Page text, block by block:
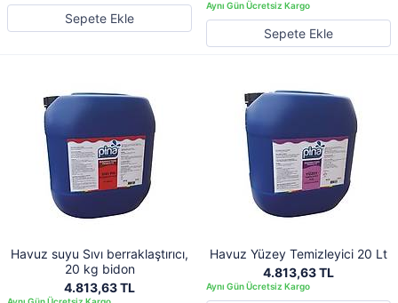
Sepete Ekle
Sepete Ekle
Havuz suyu Sıvı berraklaştırıcı,
20 kg bidon
4.813,63 TL
Havuz Yüzey Temizleyici 20 Lt
4.813,63 TL